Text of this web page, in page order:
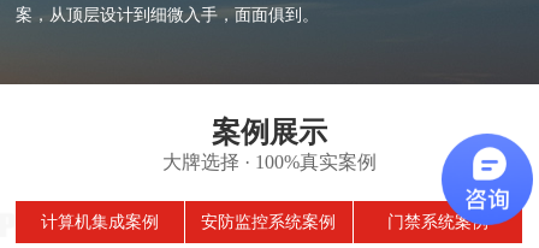
案，从顶层设计到细微入手，面面俱到。
案例展示
大牌选择 · 100%真实案例
计算机集成案例 安防监控系统案例 门禁系统案例